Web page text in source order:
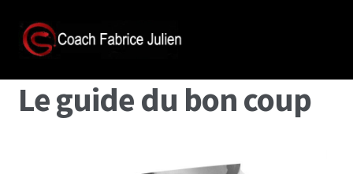
Le guide du bon coup